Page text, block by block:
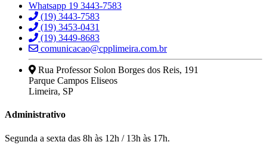
Whatsapp 19 3443-7583
(19) 3443-7583
(19) 3453-0431
(19) 3449-8683
comunicacao@cpplimeira.com.br
Rua Professor Solon Borges dos Reis, 191
Parque Campos Eliseos
Limeira, SP
Administrativo
Segunda a sexta das 8h às 12h / 13h às 17h.